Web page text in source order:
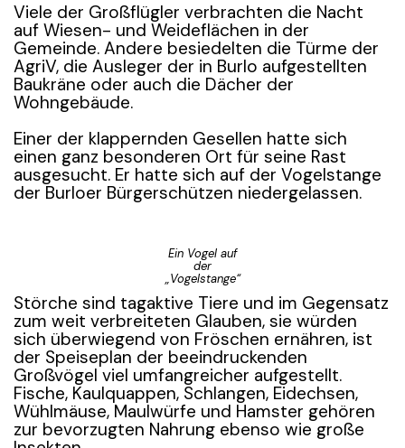
Viele der Großflügler verbrachten die Nacht
auf Wiesen- und Weideflächen in der
Gemeinde. Andere besiedelten die Türme der
AgriV, die Ausleger der in Burlo aufgestellten
Baukräne oder auch die Dächer der
Wohngebäude.
Einer der klappernden Gesellen hatte sich
einen ganz besonderen Ort für seine Rast
ausgesucht. Er hatte sich auf der Vogelstange
der Burloer Bürgerschützen niedergelassen.
Ein Vogel auf
der
„Vogelstange“
Störche sind tagaktive Tiere und im Gegensatz
zum weit verbreiteten Glauben, sie würden
sich überwiegend von Fröschen ernähren, ist
der Speiseplan der beeindruckenden
Großvögel viel umfangreicher aufgestellt.
Fische, Kaulquappen, Schlangen, Eidechsen,
Wühlmäuse, Maulwürfe und Hamster gehören
zur bevorzugten Nahrung ebenso wie große